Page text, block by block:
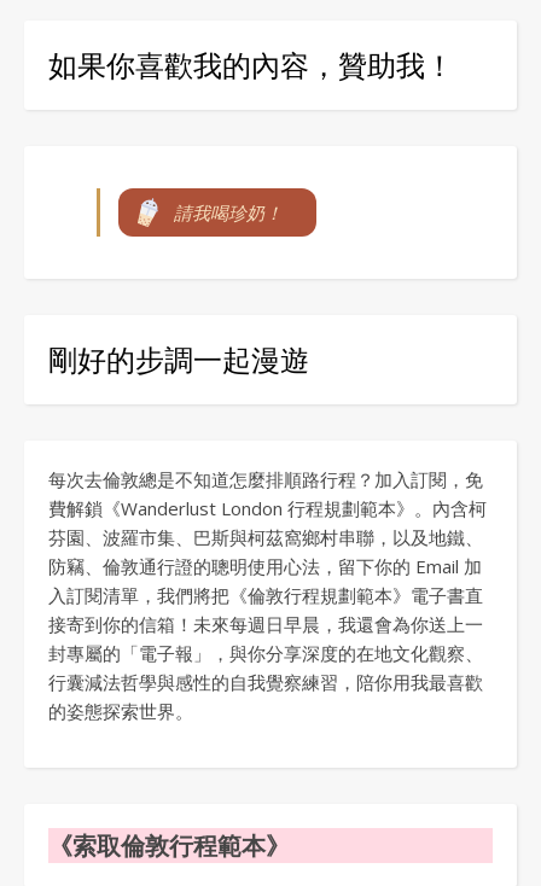
如果你喜歡我的內容，贊助我！
請我喝珍奶！
剛好的步調一起漫遊
每次去倫敦總是不知道怎麼排順路行程？加入訂閱，免
費解鎖《Wanderlust London 行程規劃範本》。內含柯
芬園、波羅市集、巴斯與柯茲窩鄉村串聯，以及地鐵、
防竊、倫敦通行證的聰明使用心法，留下你的 Email 加
入訂閱清單，我們將把《倫敦行程規劃範本》電子書直
接寄到你的信箱！未來每週日早晨，我還會為你送上一
封專屬的「電子報」，與你分享深度的在地文化觀察、
行囊減法哲學與感性的自我覺察練習，陪你用我最喜歡
的姿態探索世界。
《索取倫敦行程範本》